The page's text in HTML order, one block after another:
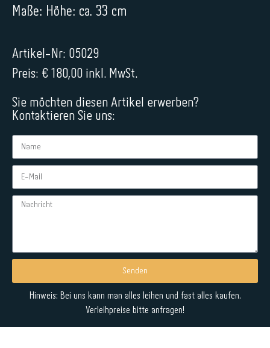
Maße: Höhe: ca. 33 cm
Artikel-Nr: 05029
Preis: € 180,00 inkl. MwSt.
Sie möchten diesen Artikel erwerben?
Kontaktieren Sie uns:
Senden
Alternative:
Hinweis: Bei uns kann man alles leihen und fast alles kaufen.
Verleihpreise bitte anfragen!